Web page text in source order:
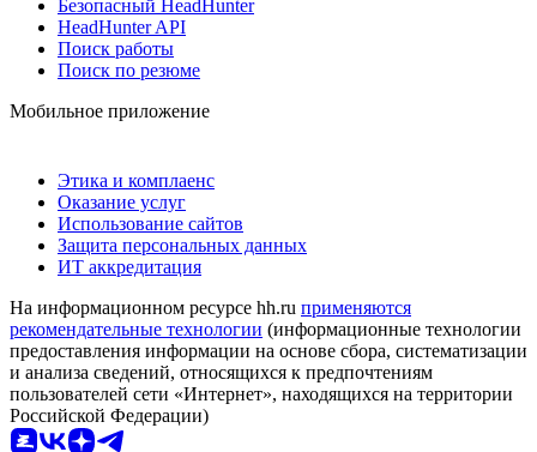
Безопасный HeadHunter
HeadHunter API
Поиск работы
Поиск по резюме
Мобильное приложение
Этика и комплаенс
Оказание услуг
Использование сайтов
Защита персональных данных
ИТ аккредитация
На информационном ресурсе hh.ru применяются
рекомендательные технологии (информационные технологии
предоставления информации на основе сбора, систематизации
и анализа сведений, относящихся к предпочтениям
пользователей сети «Интернет», находящихся на территории
Российской Федерации)